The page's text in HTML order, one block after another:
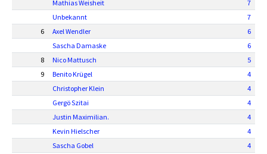
Mathias Weisheit
7
Unbekannt
7
6
Axel Wendler
6
Sascha Damaske
6
8
Nico Mattusch
5
9
Benito Krügel
4
Christopher Klein
4
Gergö Szitai
4
Justin Maximilian.
4
Kevin Hielscher
4
Sascha Gobel
4